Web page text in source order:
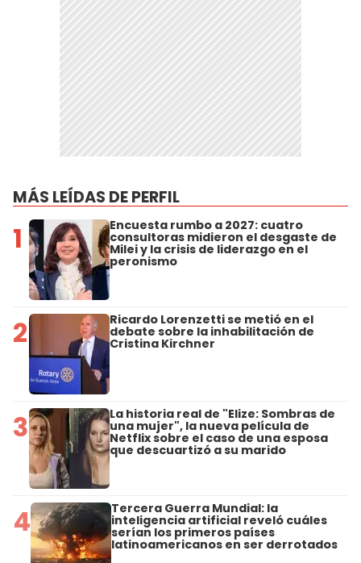
MÁS LEÍDAS DE PERFIL
1 Encuesta rumbo a 2027: cuatro
consultoras midieron el desgaste de
Milei y la crisis de liderazgo en el
peronismo
2 Ricardo Lorenzetti se metió en el
debate sobre la inhabilitación de
Cristina Kirchner
3 La historia real de "Elize: Sombras de
una mujer", la nueva película de
Netflix sobre el caso de una esposa
que descuartizó a su marido
4 Tercera Guerra Mundial: la
inteligencia artificial reveló cuáles
serían los primeros países
latinoamericanos en ser derrotados